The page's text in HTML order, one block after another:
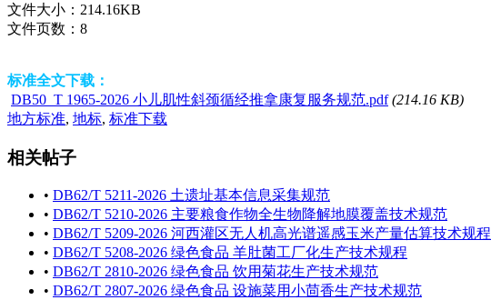
文件大小： 214.16KB
文件页数： 8
标准全文下载：
DB50_T 1965-2026 小儿肌性斜颈循经推拿康复服务规范.pdf (214.16 KB)
地方标准, 地标, 标准下载
相关帖子
• DB62/T 5211-2026 土遗址基本信息采集规范
• DB62/T 5210-2026 主要粮食作物全生物降解地膜覆盖技术规范
• DB62/T 5209-2026 河西灌区无人机高光谱遥感玉米产量估算技术规程
• DB62/T 5208-2026 绿色食品 羊肚菌工厂化生产技术规程
• DB62/T 2810-2026 绿色食品 饮用菊花生产技术规范
• DB62/T 2807-2026 绿色食品 设施菜用小茴香生产技术规范